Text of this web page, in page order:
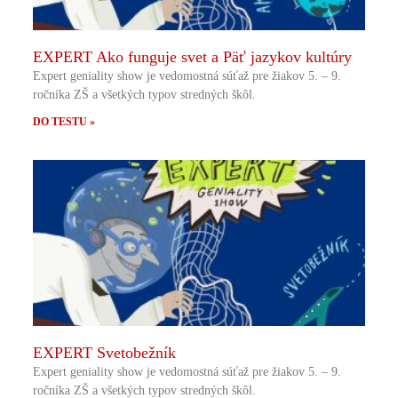
EXPERT Ako funguje svet a Päť jazykov kultúry
Expert geniality show je vedomostná súťaž pre žiakov 5. – 9.
ročníka ZŠ a všetkých typov stredných škôl.
DO TESTU »
EXPERT Svetobežník
Expert geniality show je vedomostná súťaž pre žiakov 5. – 9.
ročníka ZŠ a všetkých typov stredných škôl.